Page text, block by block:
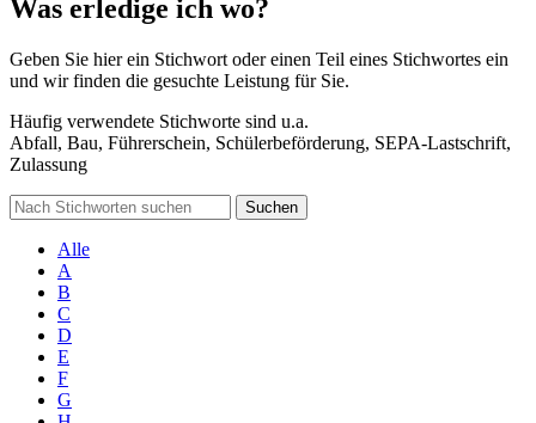
Was erledige ich wo?
Geben Sie hier ein Stichwort oder einen Teil eines Stichwortes ein
und wir finden die gesuchte Leistung für Sie.
Häufig verwendete Stichworte sind u.a.
Abfall, Bau, Führerschein, Schülerbeförderung, SEPA-Lastschrift,
Zulassung
Suchen
Alle
A
B
C
D
E
F
G